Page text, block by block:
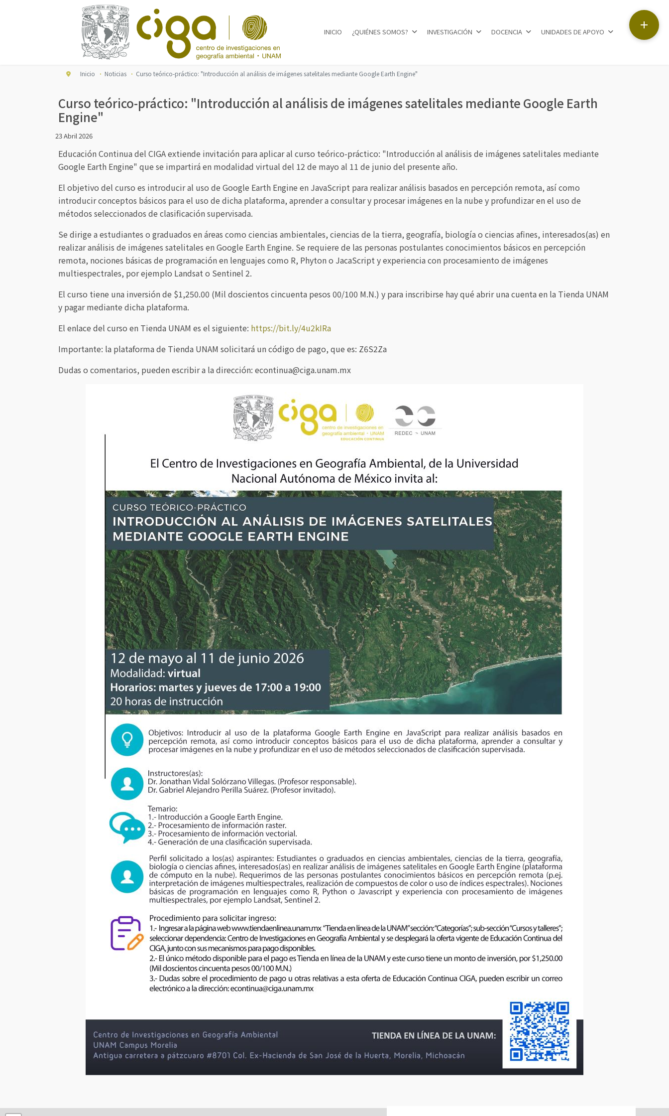

Seleccione su idioma
INICIO ¿QUIÉNES SOMOS? INVESTIGACIÓN DOCENCIA UNIDADES DE APOYO
Inicio Noticias Curso teórico-práctico: "Introducción al análisis de imágenes satelitales mediante Google Earth Engine"
Curso teórico-práctico: "Introducción al análisis de imágenes satelitales mediante Google Earth
Engine"
23 Abril 2026
Educación Continua del CIGA extiende invitación para aplicar al curso teórico-práctico: "Introducción al análisis de imágenes satelitales mediante
Google Earth Engine" que se impartirá en modalidad virtual del 12 de mayo al 11 de junio del presente año.
El objetivo del curso es introducir al uso de Google Earth Engine en JavaScript para realizar análisis basados en percepción remota, así como
introducir conceptos básicos para el uso de dicha plataforma, aprender a consultar y procesar imágenes en la nube y profundizar en el uso de
métodos seleccionados de clasificación supervisada.
Se dirige a estudiantes o graduados en áreas como ciencias ambientales, ciencias de la tierra, geografía, biología o ciencias afines, interesados(as) en
realizar análisis de imágenes satelitales en Google Earth Engine. Se requiere de las personas postulantes conocimientos básicos en percepción
remota, nociones básicas de programación en lenguajes como R, Phyton o JacaScript y experiencia con procesamiento de imágenes
multiespectrales, por ejemplo Landsat o Sentinel 2.
El curso tiene una inversión de $1,250.00 (Mil doscientos cincuenta pesos 00/100 M.N.) y para inscribirse hay qué abrir una cuenta en la Tienda UNAM
y pagar mediante dicha plataforma.
El enlace del curso en Tienda UNAM es el siguiente: https://bit.ly/4u2kIRa
Importante: la plataforma de Tienda UNAM solicitará un código de pago, que es: Z6S2Za
Dudas o comentarios, pueden escribir a la dirección: econtinua@ciga.unam.mx